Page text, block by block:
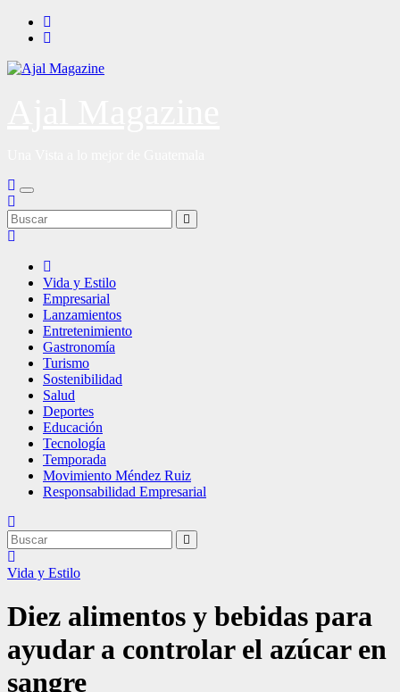
Saltar
Vida y Estilo
Empresarial
Lanzamientos
Entretenimiento
Gastronomía
Turismo
Sostenibilidad
Salud
Deportes
Educación
Tecnología
Temporada
Movimiento Méndez Ruiz
Responsabilidad Empresarial
Vida y Estilo
Diez alimentos y bebidas para
ayudar a controlar el azúcar en
sangre